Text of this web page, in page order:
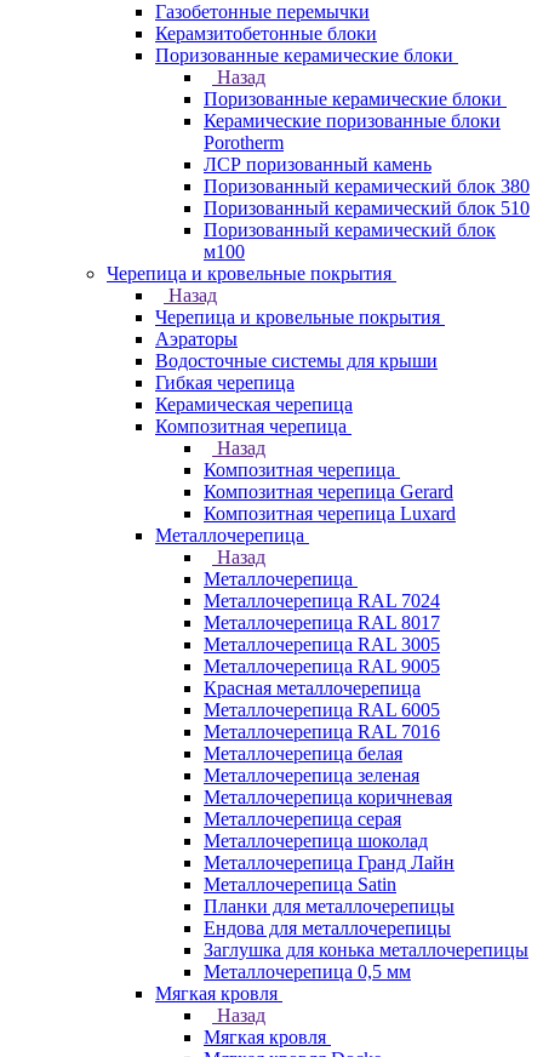
Газобетонные перемычки
Керамзитобетонные блоки
Поризованные керамические блоки
Назад
Поризованные керамические блоки
Керамические поризованные блоки
Porotherm
ЛСР поризованный камень
Поризованный керамический блок 380
Поризованный керамический блок 510
Поризованный керамический блок
м100
Черепица и кровельные покрытия
Назад
Черепица и кровельные покрытия
Аэраторы
Водосточные системы для крыши
Гибкая черепица
Керамическая черепица
Композитная черепица
Назад
Композитная черепица
Композитная черепица Gerard
Композитная черепица Luxard
Металлочерепица
Назад
Металлочерепица
Металлочерепица RAL 7024
Металлочерепица RAL 8017
Металлочерепица RAL 3005
Металлочерепица RAL 9005
Красная металлочерепица
Металлочерепица RAL 6005
Металлочерепица RAL 7016
Металлочерепица белая
Металлочерепица зеленая
Металлочерепица коричневая
Металлочерепица серая
Металлочерепица шоколад
Металлочерепица Гранд Лайн
Металлочерепица Satin
Планки для металлочерепицы
Ендова для металлочерепицы
Заглушка для конька металлочерепицы
Металлочерепица 0,5 мм
Мягкая кровля
Назад
Мягкая кровля